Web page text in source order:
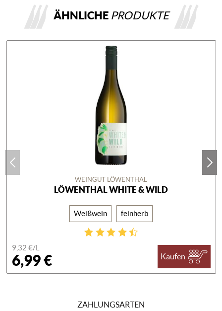
ÄHNLICHE PRODUKTE
WEINGUT LÖWENTHAL
LÖWENTHAL WHITE & WILD
Weißwein feinherb
9,32 €/L
6,99 € Kaufen
ZAHLUNGSARTEN